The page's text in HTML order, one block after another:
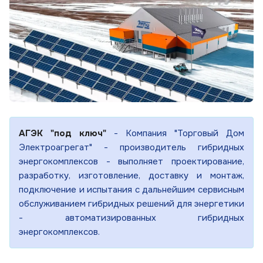
АГЭК "под ключ" - Компания "Торговый Дом
Электроагрегат" - производитель гибридных
энергокомплексов - выполняет проектирование,
разработку, изготовление, доставку и монтаж,
подключение и испытания с дальнейшим сервисным
обслуживанием гибридных решений для энергетики
- автоматизированных гибридных
энергокомплексов.